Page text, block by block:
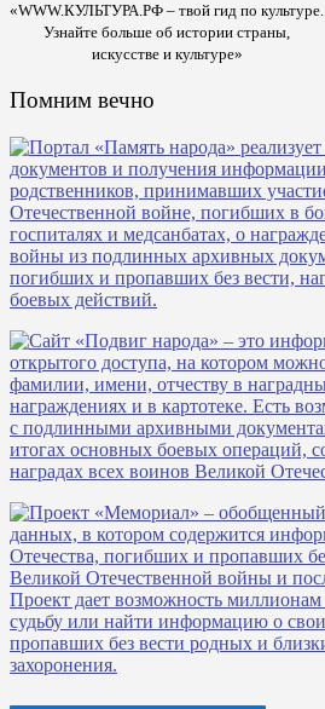
«WWW.КУЛЬТУРА.РФ – твой гид по культуре.
Узнайте больше об истории страны,
искусстве и культуре»
Помним вечно